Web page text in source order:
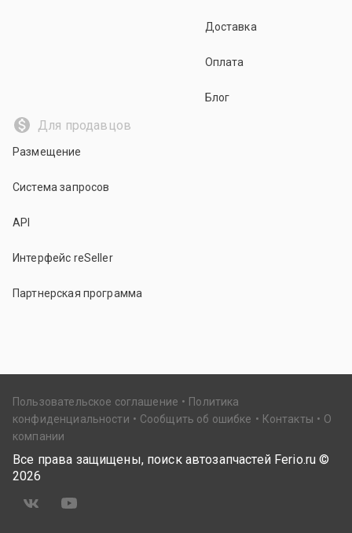
Доставка
Оплата
Блог
Для продавцов
Размещение
Система запросов
API
Интерфейс reSeller
Партнерская программа
Пользовательское соглашение
Политика
конфиденциальности
Сообщить об ошибке Контакты
О
компании
Все права защищены, поиск автозапчастей Ferio.ru ©
2026